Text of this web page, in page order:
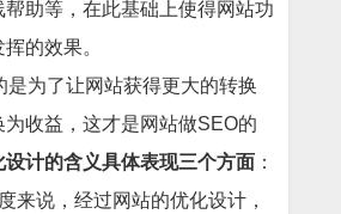
助等，在此基础上使得网站功
的效果。
是为了让网站获得更大的转换
收益，这才是网站做SEO的
设计的含义具体表现三个方面 ：
来说，经过网站的优化设计，